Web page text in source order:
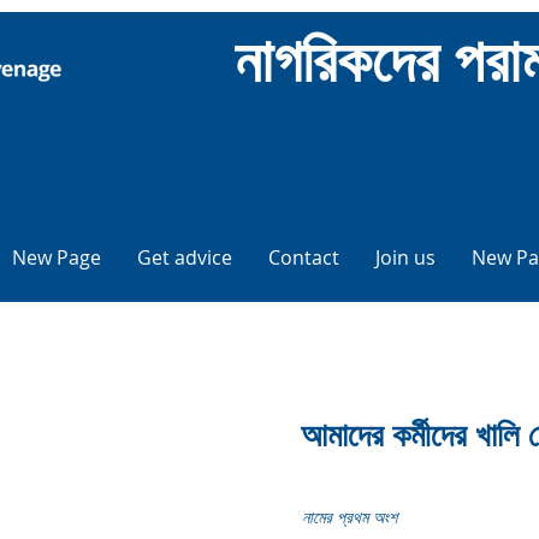
নাগরিকদের
New Page Get advice Contact Join us New
আমাদের কর্মীদের
নামের প্রথম অংশ